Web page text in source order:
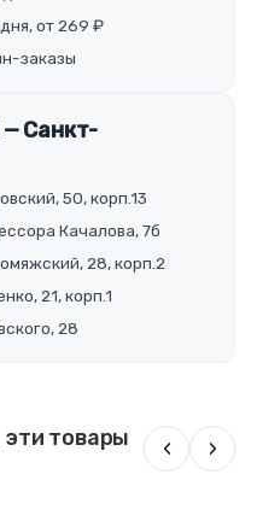
от 269 ₽
заказы
Санкт-
50, корп.13
Качалова, 7б
28, корп.2
21, корп.1
28
товары
‹ ›